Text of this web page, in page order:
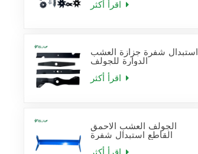
شفرة استبدال
استبدال شفرة جزازة العشب
الدوارة للجولف
الجولف العشب الاحمق
القاطع استبدال شفرة